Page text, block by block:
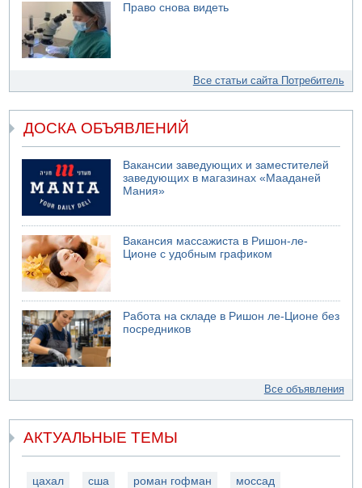
Право снова видеть
Все статьи сайта Потребитель
ДОСКА ОБЪЯВЛЕНИЙ
Вакансии заведующих и заместителей
заведующих в магазинах «Мааданей
Мания»
Вакансия массажиста в Ришон-ле-
Ционе с удобным графиком
Работа на складе в Ришон ле-Ционе без
посредников
Все объявления
АКТУАЛЬНЫЕ ТЕМЫ
цахал сша роман гофман моссад